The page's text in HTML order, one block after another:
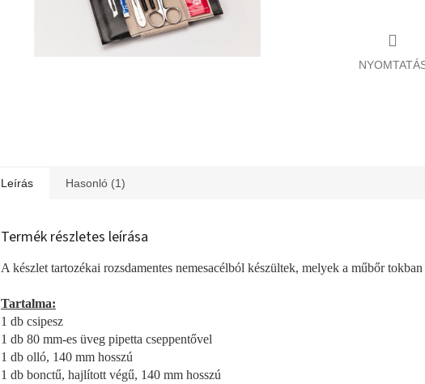
Leírás Hasonló (1)
Termék részletes leírása
A készlet tartozékai rozsdamentes nemesacélból készültek, melyek a műbőr
Tartalma:
1 db csipesz
1 db 80 mm-es üveg pipetta cseppentővel
1 db olló, 140 mm hosszú
1 db bonctű, hajlított végű, 140 mm hosszú